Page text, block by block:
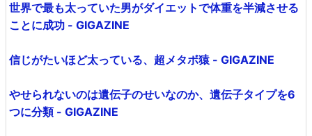
世界で最も太っていた男がダイエットで体重を半減させる
ことに成功 - GIGAZINE
信じがたいほど太っている、超メタボ猿 - GIGAZINE
やせられないのは遺伝子のせいなのか、遺伝子タイプを6
つに分類 - GIGAZINE